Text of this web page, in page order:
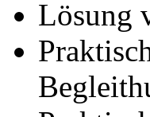
Lösung